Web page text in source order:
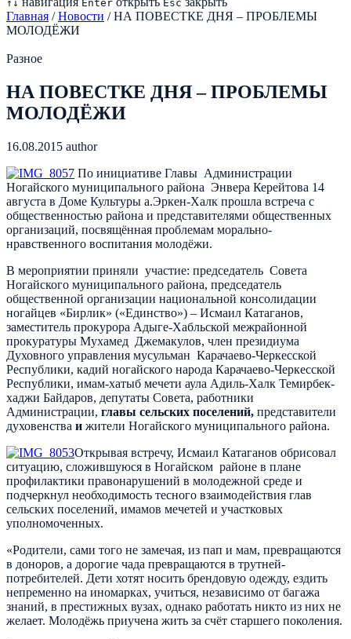
↑ ↓ Enter Esc
Главная / Новости / НА ПОВЕСТКЕ ДНЯ – ПРОБЛЕМЫ
МОЛОДЁЖИ
Разное
НА ПОВЕСТКЕ ДНЯ – ПРОБЛЕМЫ
МОЛОДЁЖИ
16.08.2015 author
По инициативе Главы Администрации
Ногайского муниципального района Энвера Керейтова 14
августа в Доме Культуры а.Эркен-Халк прошла встреча с
общественностью района и представителями общественных
организаций, посвящённая проблемам морально-
нравственного воспитания молодёжи.
В мероприятии приняли участие: председатель Совета
Ногайского муниципального района, председатель
общественной организации национальной консолидации
ногайцев «Бирлик» («Единство») – Исмаил Катаганов,
заместитель прокурора Адыге-Хабльской межрайонной
прокуратуры Мухамед Джемакулов, член президиума
Духовного управления мусульман Карачаево-Черкесской
Республики, кадий ногайского народа Карачаево-Черкесской
Республики, имам-хатыб мечети аула Адиль-Халк Темирбек-
хаджи Байдаров, депутаты Совета, работники
Администрации, главы сельских поселений, представители
духовенства и жители Ногайского муниципального района.
Открывая встречу, Исмаил Катаганов обрисовал
ситуацию, сложившуюся в Ногайском районе в плане
профилактики правонарушений в молодежной среде и
подчеркнул необходимость тесного взаимодействия глав
сельских поселений, имамов мечетей и участковых
уполномоченных.
«Родители, сами того не замечая, из пап и мам, превращаются
в доноров, а дорогие чада превращаются в трутней-
потребителей. Дети хотят носить брендовую одежду, ездить
непременно на иномарках, учиться, независимо от багажа
знаний, в престижных вузах, однако работать никто из них не
желает. Молодёжь приучена жить за счёт старшего поколения.